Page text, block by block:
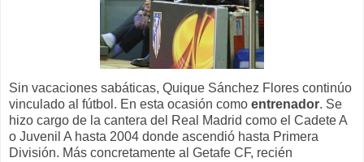
Sin vacaciones sabáticas, Quique Sánchez Flores continúo
vinculado al fútbol. En esta ocasión como entrenador. Se
hizo cargo de la cantera del Real Madrid como el Cadete A
o Juvenil A hasta 2004 donde ascendió hasta Primera
División. Más concretamente al Getafe CF, recién